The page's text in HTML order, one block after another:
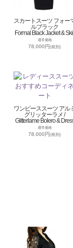
スカートスーツ フォー
ルブラック
Formal Black Jacket &
通常価格
78,000円(税別)
ワンピーススーツ アル
グリッターラメ /
Glitterlame Bolero &
通常価格
78,000円(税別)